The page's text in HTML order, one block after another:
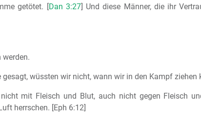
getötet. [Dan 3:27] Und diese Männer, die ihr
werden.
wüssten wir nicht, wann wir in den Kampf ziehen
mit Fleisch und Blut, auch nicht gegen Fleisch
herrschen. [Eph 6:12]